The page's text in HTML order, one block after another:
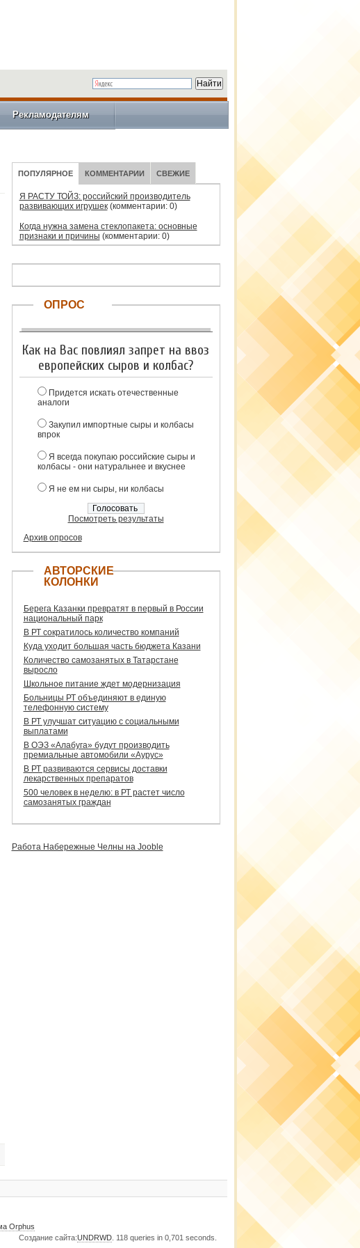
Рекламодателям
ПОПУЛЯРНОЕ КОММЕНТАРИИ СВЕЖИЕ
Я РАСТУ ТОЙЗ: российский производитель
развивающих игрушек(комментарии: 0)
Когда нужна замена стеклопакета: основные
признаки и причины (комментарии: 0)
ОПРОС
Как на Вас повлиял запрет на ввоз
европейских сыров и колбас?
Придется искать отечественные
аналоги
Закупил импортные сыры и колбасы
впрок
Я всегда покупаю российские сыры и
колбасы - они натуральнее и вкуснее
Я не ем ни сыры, ни колбасы
Посмотреть результаты
Архив опросов
АВТОРСКИЕ
КОЛОНКИ
Берега Казанки превратят в первый в России
национальный парк
В РТ сократилось количество компаний
Куда уходит большая часть бюджета Казани
Количество самозанятых в Татарстане
выросло
Школьное питание ждет модернизация
Больницы РТ объединяют в единую
телефонную систему
В РТ улучшат ситуацию с социальными
выплатами
В ОЭЗ «Алабуга» будут производить
премиальные автомобили «Аурус»
В РТ развиваются сервисы доставки
лекарственных препаратов
500 человек в неделю: в РТ растет число
самозанятых граждан
Работа Набережные Челны на Jooble
Создание сайта:UNDRWD. 118 queries in 0,701 seconds.